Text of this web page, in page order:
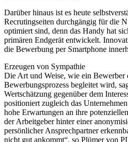
Darüber hinaus ist es heute
Recrutingseiten durchgängig für die
optimiert sind, denn das Handy hat
primären Endgerät entwickelt.
die Bewerbung per Smartphone
Erzeugen von Sympathie
Die Art und Weise, wie ein Bewerber
Bewerbungsprozess begleitet wird,
Wertschätzung gegenüber dem
positioniert zugleich das
hohe Erwartungen an ihre
der Arbeitgeber hinter einer
persönlicher Ansprechpartner
nicht gut ankommt“, so Plümer von